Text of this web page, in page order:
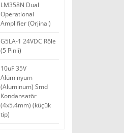
LM358N Dual
Operational
Amplifier (Orjinal)
G5LA-1 24VDC Röle
(5 Pinli)
10uF 35V
Alüminyum
(Aluminum) Smd
Kondansatör
(4x5.4mm) (küçük
tip)